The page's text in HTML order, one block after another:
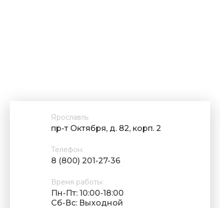
Ярославль
пр-т Октября, д. 82, корп. 2
Телефон:
8 (800) 201-27-36
Время работы:
Пн-Пт: 10:00-18:00
Cб-Вс: Выходной